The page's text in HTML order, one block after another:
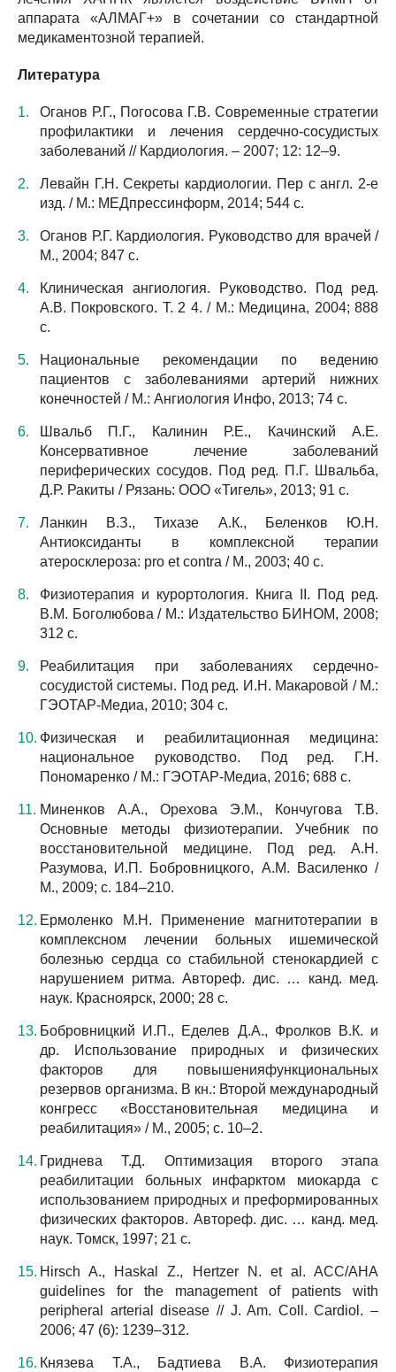
аппарата «АЛМАГ+» в сочетании со стандартной
медикаментозной терапией.
Литература
Оганов Р.Г., Погосова Г.В. Современные стратегии
профилактики и лечения сердечно-сосудистых
заболеваний // Кардиология. – 2007; 12: 12–9.
Левайн Г.Н. Секреты кардиологии. Пер с англ. 2-е
изд. / М.: МЕДпрессинформ, 2014; 544 с.
Оганов Р.Г. Кардиология. Руководство для врачей /
М., 2004; 847 с.
Клиническая ангиология. Руководство. Под ред.
А.В. Покровского. Т. 2 4. / М.: Медицина, 2004; 888
с.
Национальные рекомендации по ведению
пациентов с заболеваниями артерий нижних
конечностей / М.: Ангиология Инфо, 2013; 74 с.
Швальб П.Г., Калинин Р.Е., Качинский А.Е.
Консервативное лечение заболеваний
периферических сосудов. Под ред. П.Г. Швальба,
Д.Р. Ракиты / Рязань: ООО «Тигель», 2013; 91 с.
Ланкин В.З., Тихазе А.К., Беленков Ю.Н.
Антиоксиданты в комплексной терапии
атеросклероза: pro et contra / М., 2003; 40 с.
Физиотерапия и курортология. Книга II. Под ред.
В.М. Боголюбова / М.: Издательство БИНОМ, 2008;
312 с.
Реабилитация при заболеваниях сердечно-
сосудистой системы. Под ред. И.Н. Макаровой / М.:
ГЭОТАР-Медиа, 2010; 304 с.
Физическая и реабилитационная медицина:
национальное руководство. Под ред. Г.Н.
Пономаренко / М.: ГЭОТАР-Медиа, 2016; 688 с.
Миненков A.A., Орехова Э.М., Кончугова Т.В.
Основные методы физиотерапии. Учебник по
восстановительной медицине. Под ред. А.Н.
Разумова, И.П. Бобровницкого, А.М. Василенко /
М., 2009; с. 184–210.
Ермоленко М.Н. Применение магнитотерапии в
комплексном лечении больных ишемической
болезнью сердца со стабильной стенокардией с
нарушением ритма. Автореф. дис. … канд. мед.
наук. Красноярск, 2000; 28 с.
Бобровницкий И.П., Еделев Д.А., Фролков В.К. и
др. Использование природных и физических
факторов для повышенияфункциональных
резервов организма. В кн.: Второй международный
конгресс «Восстановительная медицина и
реабилитация» / М., 2005; с. 10–2.
Гриднева Т.Д. Оптимизация второго этапа
реабилитации больных инфарктом миокарда с
использованием природных и преформированных
физических факторов. Автореф. дис. … канд. мед.
наук. Томск, 1997; 21 с.
Hirsch A., Haskal Z., Hertzer N. et al. ACC/AHA
guidelines for the management of patients with
peripheral arterial disease // J. Am. Coll. Cardiol. –
2006; 47 (6): 1239–312.
Князева Т.А., Бадтиева В.А. Физиотерапия